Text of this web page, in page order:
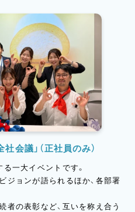
会議」（正社員のみ）
一大イベントです。
ジョンが語られるほか、各部署
者の表彰など、互いを称え合う